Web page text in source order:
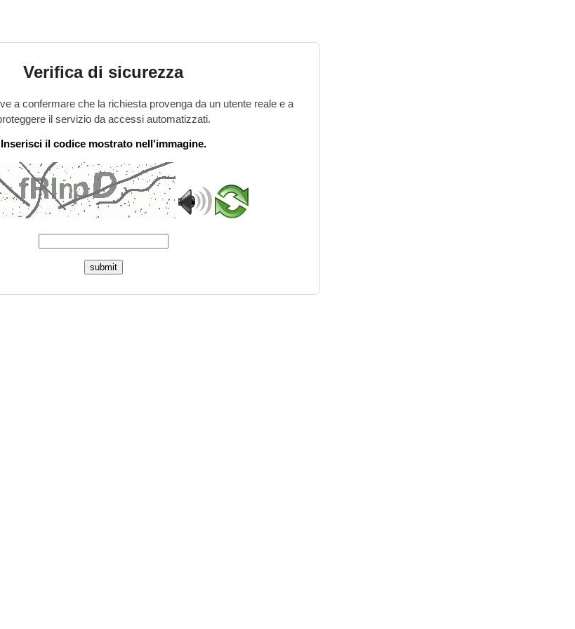
Verifica di sicurezza
a confermare che la richiesta provenga da un utente reale e a
il servizio da accessi automatizzati.
Inserisci il codice mostrato nell'immagine.
submit